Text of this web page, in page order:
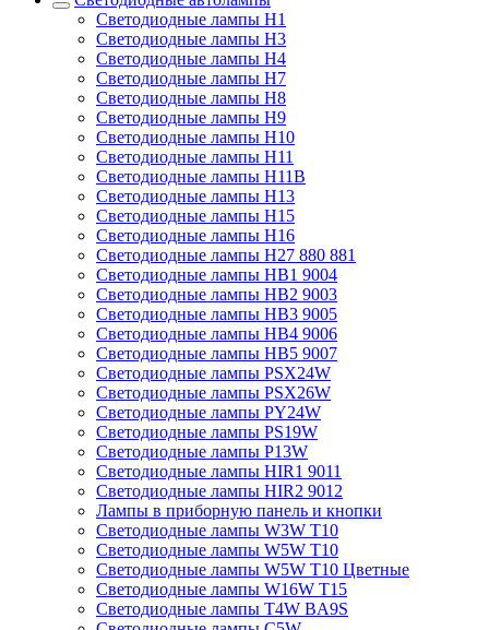
Светодиодные лампы H1
Светодиодные лампы H3
Светодиодные лампы H4
Светодиодные лампы H7
Светодиодные лампы H8
Светодиодные лампы H9
Светодиодные лампы H10
Светодиодные лампы H11
Светодиодные лампы H11B
Светодиодные лампы H13
Светодиодные лампы H15
Светодиодные лампы H16
Светодиодные лампы H27 880 881
Светодиодные лампы HB1 9004
Светодиодные лампы HB2 9003
Светодиодные лампы HB3 9005
Светодиодные лампы HB4 9006
Светодиодные лампы HB5 9007
Светодиодные лампы PSX24W
Светодиодные лампы PSX26W
Светодиодные лампы PY24W
Светодиодные лампы PS19W
Светодиодные лампы P13W
Светодиодные лампы HIR1 9011
Светодиодные лампы HIR2 9012
Лампы в приборную панель и кнопки
Светодиодные лампы W3W T10
Светодиодные лампы W5W T10
Светодиодные лампы W5W T10 Цветные
Светодиодные лампы W16W T15
Светодиодные лампы T4W BA9S